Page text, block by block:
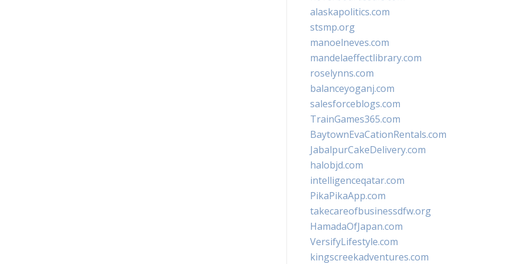
alaskapolitics.com
stsmp.org
manoelneves.com
mandelaeffectlibrary.com
roselynns.com
balanceyoganj.com
salesforceblogs.com
TrainGames365.com
BaytownEvaCationRentals.com
JabalpurCakeDelivery.com
halobjd.com
intelligenceqatar.com
PikaPikaApp.com
takecareofbusinessdfw.org
HamadaOfJapan.com
VersifyLifestyle.com
kingscreekadventures.com